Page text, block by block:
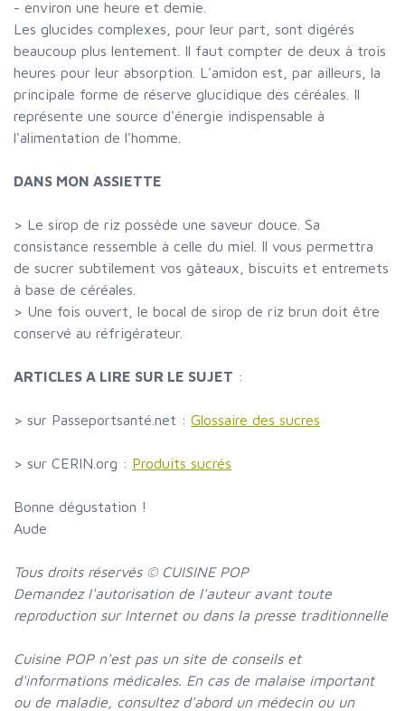
- environ une heure et demie.
Les glucides complexes, pour leur part, sont digérés
beaucoup plus lentement. Il faut compter de deux à trois
heures pour leur absorption. L'amidon est, par ailleurs, la
principale forme de réserve glucidique des céréales. Il
représente une source d'énergie indispensable à
l'alimentation de l'homme.
DANS MON ASSIETTE
> Le sirop de riz possède une saveur douce. Sa
consistance ressemble à celle du miel. Il vous permettra
de sucrer subtilement vos gâteaux, biscuits et entremets
à base de céréales.
> Une fois ouvert, le bocal de sirop de riz brun doit être
conservé au réfrigérateur.
ARTICLES A LIRE SUR LE SUJET :
> sur Passeportsanté.net : Glossaire des sucres
> sur CERIN.org : Produits sucrés
Bonne dégustation !
Aude
Tous droits réservés © CUISINE POP
Demandez l'autorisation de l'auteur avant toute
reproduction sur Internet ou dans la presse traditionnelle
Cuisine POP n'est pas un site de conseils et
d'informations médicales. En cas de malaise important
ou de maladie, consultez d'abord un médecin ou un